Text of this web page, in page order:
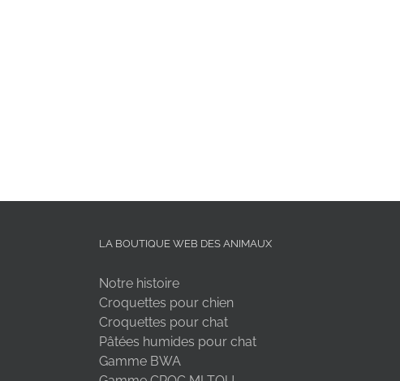
LA BOUTIQUE WEB DES ANIMAUX
Notre histoire
Croquettes pour chien
Croquettes pour chat
Pâtées humides pour chat
Gamme BWA